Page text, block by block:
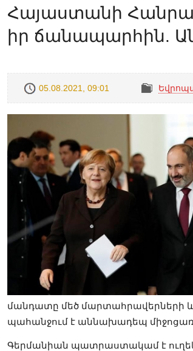
Հայաստանի
իր ճանապարհին.
05.08.2021, 09:01
մանդատը մեծ մարտահրավերների և
պահանջում է աննախադեպ
Գերմանիան պատրաստակամ է